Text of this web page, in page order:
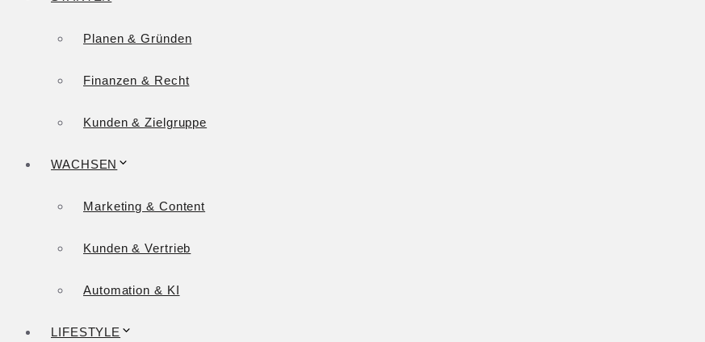
Planen & Gründen
Finanzen & Recht
Kunden & Zielgruppe
WACHSEN
Marketing & Content
Kunden & Vertrieb
Automation & KI
LIFESTYLE